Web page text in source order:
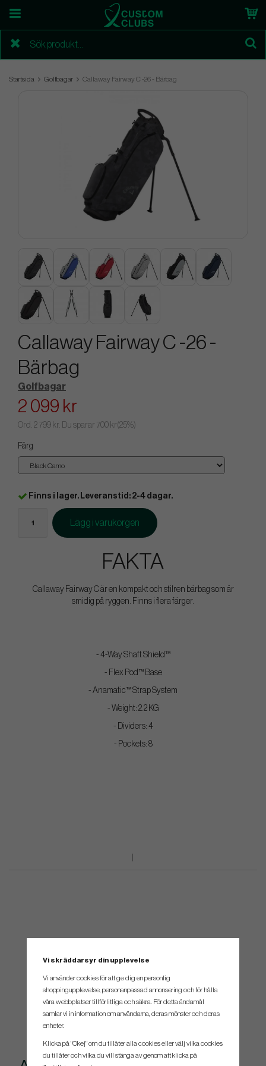
Startsida Golfbagar Callaway Fairway C -26 - Bärbag
Callaway Fairway C -26 -
Bärbag
Golfbagar
2 099 kr
Ord. 2 799 kr. Du sparar 700 kr(25%)
Färg
Finns i lager. Leveranstid: 2-4 dagar.
Lägg i varukorgen
FAKTA
Callaway Fairway C är en kompakt och stilren bärbag som är
smidig på ryggen. Finns i flera färger.
- 4-Way Shaft Shield™
- Flex Pod™ Base
- Anamatic™ Strap System
- Weight: 2.2 KG
- Dividers: 4
- Pockets: 8
Vi skräddarsyr din upplevelse
Vi använder cookies för att ge dig en personlig
shoppingupplevelse, personanpassad annonsering och för hålla
våra webbplatser tillförlitliga och säkra. För detta ändamål
samlar vi in information om användarna, deras mönster och deras
enheter.
Klicka på "Okej" om du tillåter alla cookies eller välj vilka cookies
du tillåter och vilka du vill stänga av genom att klicka på